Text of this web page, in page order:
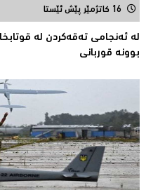
16 کاتژمێر پێش ئێستا
بوونە قوربانى